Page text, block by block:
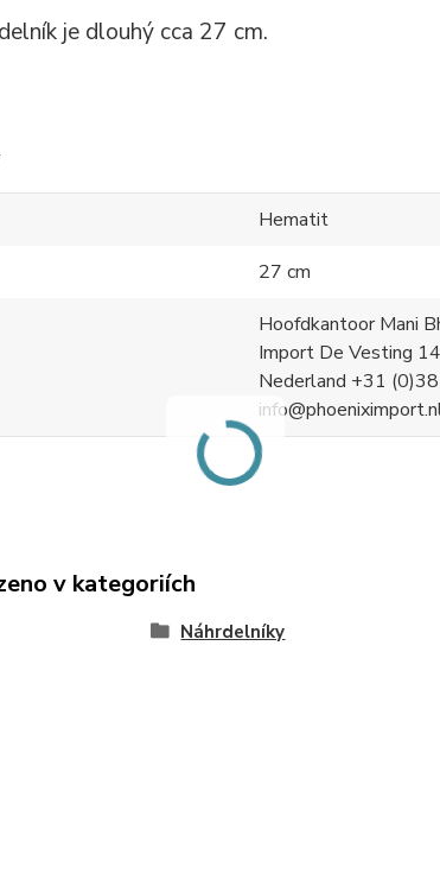
je dlouhý cca 27 cm.
Hematit
27 cm
Hoofdkantoor Mani
Import De Vesting
Nederland +31
v kategoriích
Náhrdelníky